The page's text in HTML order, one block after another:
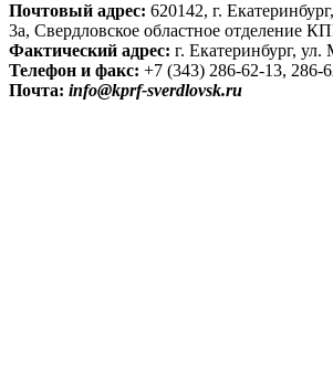
Почтовый адрес: 620142, г.
3а, Свердловское областное отделение
Фактический адрес: г. Екатеринбург,
Телефон и факс: +7 (343) 286-62-13, 286-
Почта: info@kprf-sverdlovsk.ru